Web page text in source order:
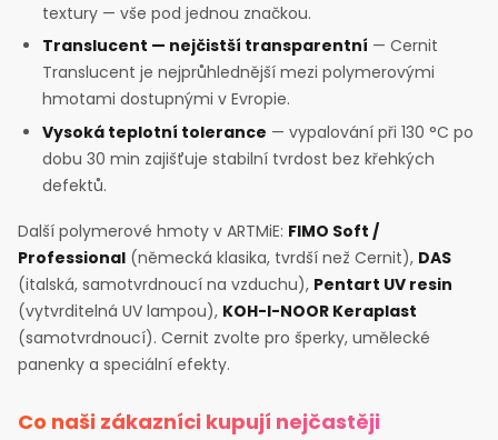
textury — vše pod jednou značkou.
Translucent — nejčistší transparentní — Cernit
Translucent je nejprůhlednější mezi polymerovými
hmotami dostupnými v Evropie.
Vysoká teplotní tolerance — vypalování při 130 °C po
dobu 30 min zajišťuje stabilní tvrdost bez křehkých
defektů.
Další polymerové hmoty v ARTMiE: FIMO Soft /
Professional (německá klasika, tvrdší než Cernit), DAS
(italská, samotvrdnoucí na vzduchu), Pentart UV resin
(vytvrditelná UV lampou), KOH-I-NOOR Keraplast
(samotvrdnoucí). Cernit zvolte pro šperky, umělecké
panenky a speciální efekty.
Co naši zákazníci kupují nejčastěji